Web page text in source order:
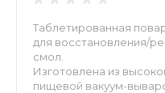
Таблетированная
для восстановления/
смол.
Изготовлена из
пищевой вакуум-